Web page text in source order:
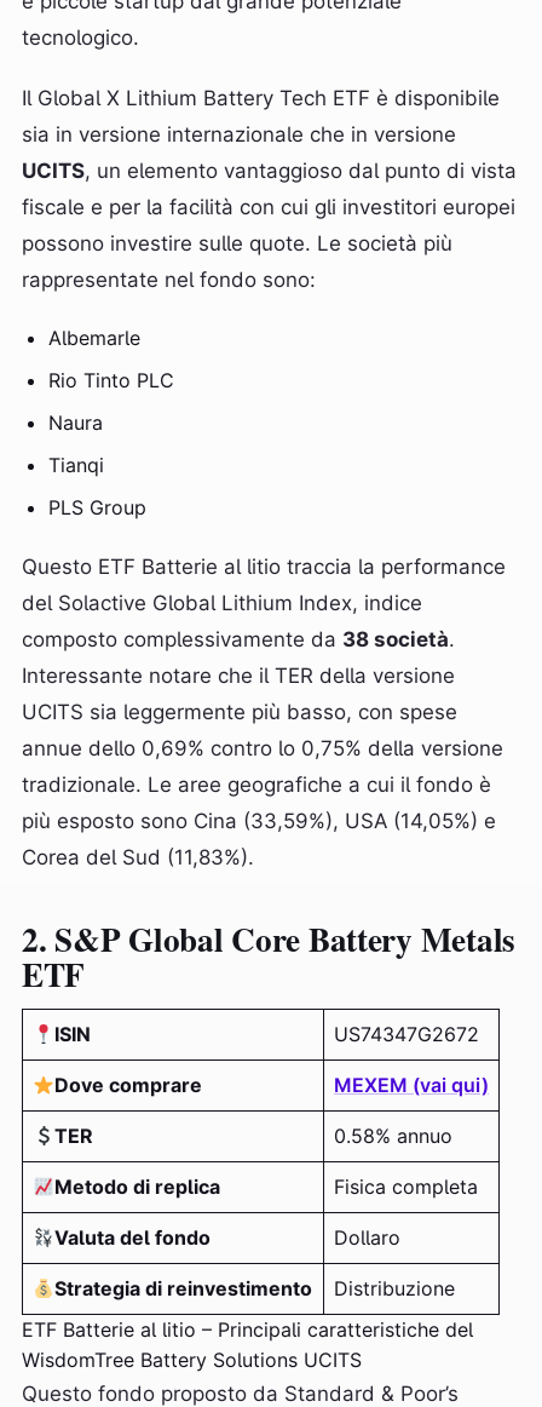
tecnologico.
Il Global X Lithium Battery Tech ETF è disponibile
sia in versione internazionale che in versione
UCITS, un elemento vantaggioso dal punto di vista
fiscale e per la facilità con cui gli investitori europei
possono investire sulle quote. Le società più
rappresentate nel fondo sono:
Albemarle
Rio Tinto PLC
Naura
Tianqi
PLS Group
Questo ETF Batterie al litio traccia la performance
del Solactive Global Lithium Index, indice
composto complessivamente da 38 società.
Interessante notare che il TER della versione
UCITS sia leggermente più basso, con spese
annue dello 0,69% contro lo 0,75% della versione
tradizionale. Le aree geografiche a cui il fondo è
più esposto sono Cina (33,59%), USA (14,05%) e
Corea del Sud (11,83%).
2. S&P Global Core Battery Metals
ETF
ISIN US74347G2672
Dove comprare MEXEM (vai qui)
TER 0.58% annuo
Metodo di replica Fisica completa
Valuta del fondo Dollaro
Strategia di reinvestimento
Distribuzione
ETF Batterie al litio – Principali caratteristiche del
WisdomTree Battery Solutions UCITS
Questo fondo proposto da Standard & Poor’s